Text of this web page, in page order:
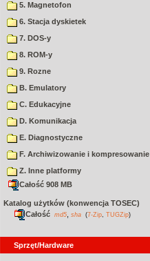
5. Magnetofon
6. Stacja dyskietek
7. DOS-y
8. ROM-y
9. Rozne
B. Emulatory
C. Edukacyjne
D. Komunikacja
E. Diagnostyczne
F. Archiwizowanie i kompresowanie
Z. Inne platformy
Całość 908 MB
Katalog użytków (konwencja TOSEC)
Całość md5 sha (7-Zip TUGZip)
Sprzęt/Hardware